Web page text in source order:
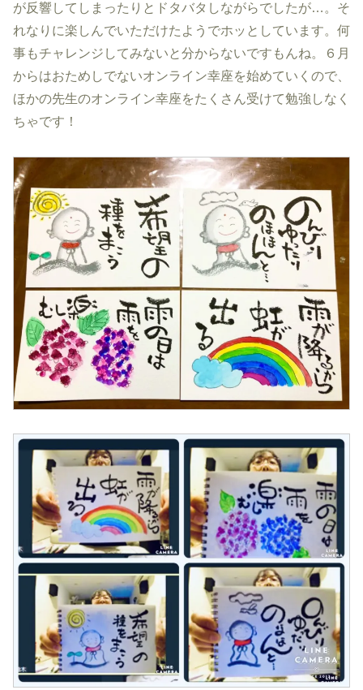
が反響してしまったりとドタバタしながらでしたが…。そ
れなりに楽しんでいただけたようでホッとしています。何
事もチャレンジしてみないと分からないですもんね。６月
からはおためしでないオンライン幸座を始めていくので、
ほかの先生のオンライン幸座をたくさん受けて勉強しなく
ちゃです！